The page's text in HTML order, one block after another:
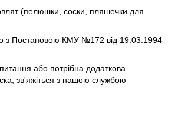
(пелюшки, соски, пляшечки для
з Постановою КМУ №172 від 19.03.1994
або потрібна додаткова
зв'яжіться з нашою службою